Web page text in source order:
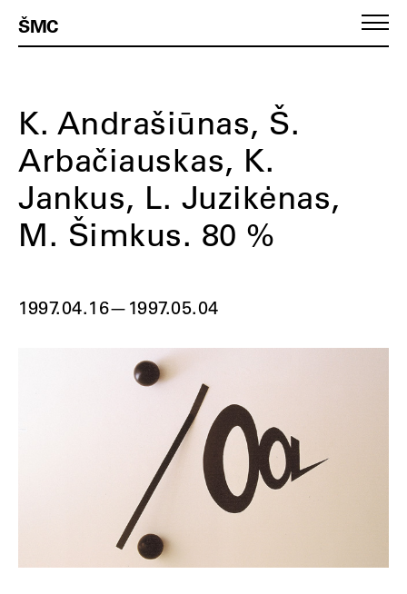
ŠMC
K. Andrašiūnas, Š.
Arbačiauskas, K.
Jankus, L. Juzikėnas,
M. Šimkus. 80 %
1997.04.16— 1997.05.04